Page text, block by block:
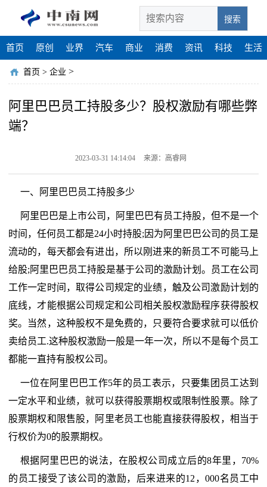
搜索
首页 原创 业界 汽车 商业 消费 资讯 科技 生活
首页 > 企业 >
阿里巴巴员工持股多少？股权激励有哪些弊
端？
2023-03-31 14:14:04 来源：高睿网
一、阿里巴巴员工持股多少
阿里巴巴是上市公司，阿里巴巴有员工持股，但不是一个
时间，任何员工都是24小时持股;因为阿里巴巴公司的员工是
流动的，每天都会有进出，所以刚进来的新员工不可能马上
给股;阿里巴巴员工持股是基于公司的激励计划。员工在公司
工作一定时间，取得公司规定的业绩，触及公司激励计划的
底线，才能根据公司规定和公司相关股权激励程序获得股权
奖。当然，这种股权不是免费的，只要符合要求就可以低价
卖给员工.这种股权激励一般是一年一次，所以不是每个员工
都能一直持有股权公司。
一位在阿里巴巴工作5年的员工表示，只要集团员工达到
一定水平和业绩，就可以获得股票期权或限制性股票。除了
股票期权和限售股，阿里老员工也能直接获得股权，相当于
行权价为0的股票期权。
根据阿里巴巴的说法，在股权公司成立后的8年里，70%
的员工接受了该公司的激励，后来进来的12，000名员工中